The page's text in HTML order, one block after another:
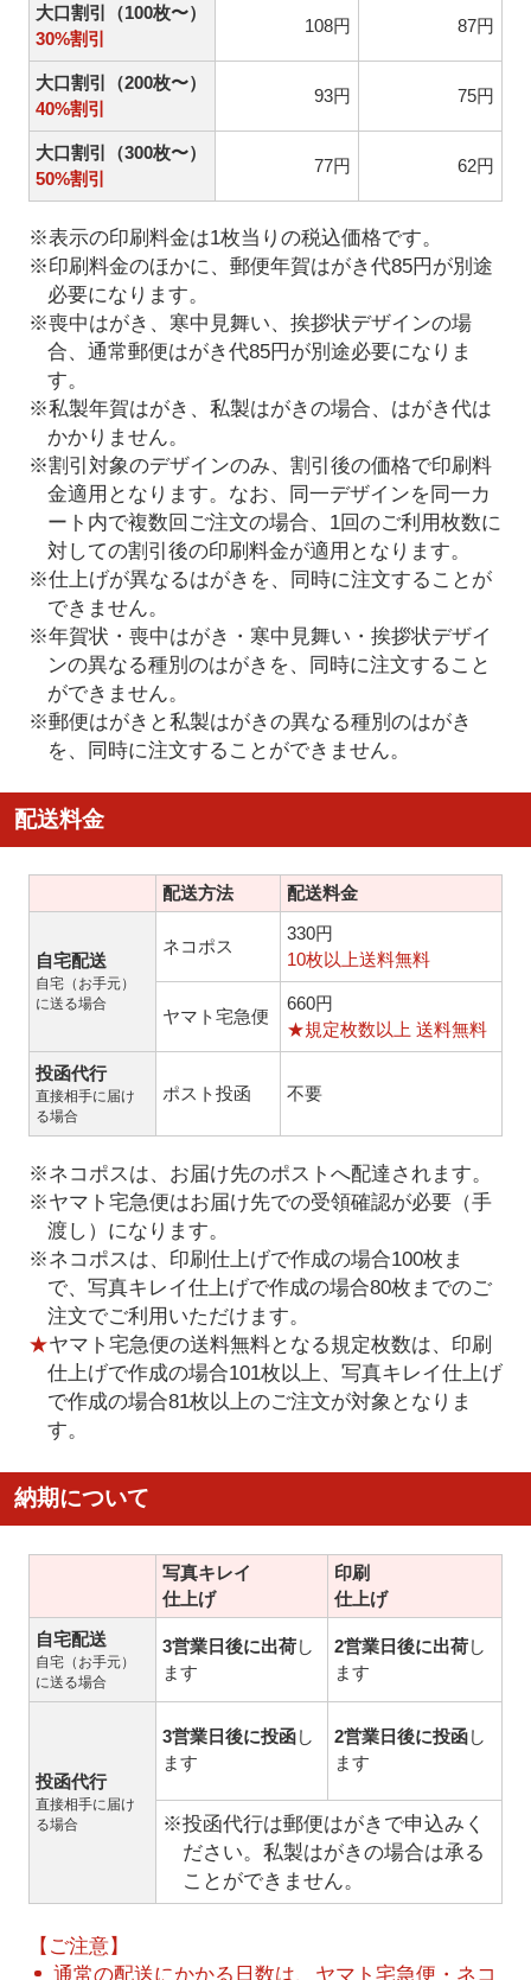
大口割引（100枚〜）
30%割引
108円 87円
大口割引（200枚〜）
40%割引
93円 75円
大口割引（300枚〜）
50%割引
77円 62円
※表示の印刷料金は1枚当りの税込価格です。
※印刷料金のほかに、郵便年賀はがき代85円が別途
必要になります。
※喪中はがき、寒中見舞い、挨拶状デザインの場
合、通常郵便はがき代85円が別途必要になりま
す。
※私製年賀はがき、私製はがきの場合、はがき代は
かかりません。
※割引対象のデザインのみ、割引後の価格で印刷料
金適用となります。なお、同一デザインを同一カ
ート内で複数回ご注文の場合、1回のご利用枚数に
対しての割引後の印刷料金が適用となります。
※仕上げが異なるはがきを、同時に注文することが
できません。
※年賀状・喪中はがき・寒中見舞い・挨拶状デザイ
ンの異なる種別のはがきを、同時に注文すること
ができません。
※郵便はがきと私製はがきの異なる種別のはがき
を、同時に注文することができません。
配送料金
配送方法 配送料金
自宅配送
自宅（お手元）
に送る場合
ネコポス
330円
10枚以上送料無料
ヤマト宅急便
660円
★規定枚数以上 送料無料
投函代行
直接相手に届け
る場合
ポスト投函 不要
※ネコポスは、お届け先のポストへ配達されます。
※ヤマト宅急便はお届け先での受領確認が必要（手
渡し）になります。
※ネコポスは、印刷仕上げで作成の場合100枚ま
で、写真キレイ仕上げで作成の場合80枚までのご
注文でご利用いただけます。
★ヤマト宅急便の送料無料となる規定枚数は、印刷
仕上げで作成の場合101枚以上、写真キレイ仕上げ
で作成の場合81枚以上のご注文が対象となりま
す。
納期について
写真キレイ
仕上げ
印刷
仕上げ
自宅配送
自宅（お手元）
に送る場合
3営業日後に出荷し
ます
2営業日後に出荷し
ます
投函代行
直接相手に届け
る場合
3営業日後に投函し
ます
2営業日後に投函し
ます
※投函代行は郵便はがきで申込みく
ださい。私製はがきの場合は承る
ことができません。
【ご注意】
通常の配送にかかる日数は、ヤマト宅急便・ネコ